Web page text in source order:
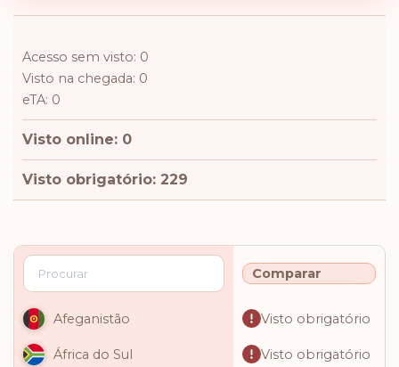
Acesso sem visto: 0
Visto na chegada: 0
eTA: 0
Visto online: 0
Visto obrigatório: 229
Comparar
Afeganistão Visto obrigatório
África do Sul Visto obrigatório